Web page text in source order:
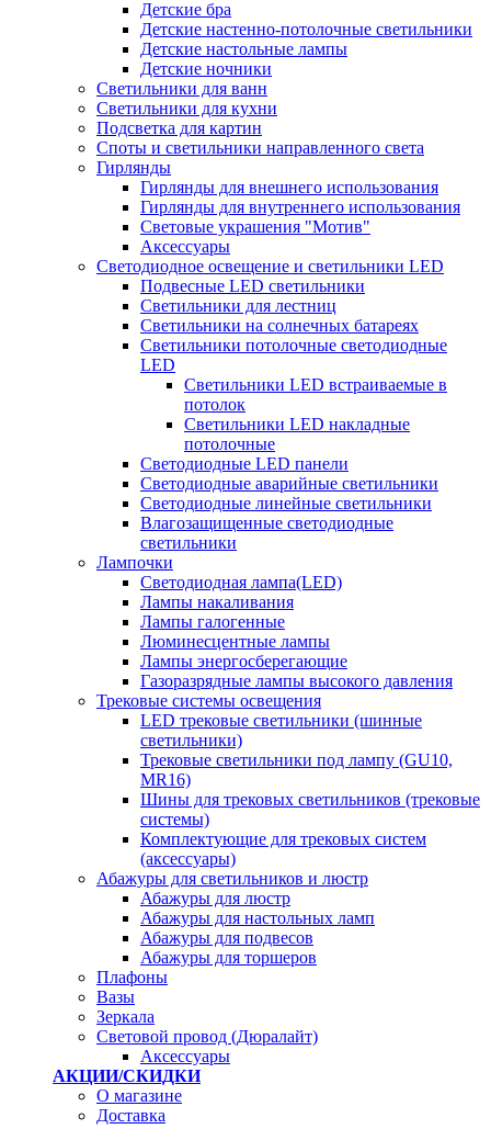
Детские бра
Детские настенно-потолочные светильники
Детские настольные лампы
Детские ночники
Светильники для ванн
Светильники для кухни
Подсветка для картин
Споты и светильники направленного света
Гирлянды
Гирлянды для внешнего использования
Гирлянды для внутреннего использования
Световые украшения "Мотив"
Аксессуары
Светодиодное освещение и светильники LED
Подвесные LED светильники
Светильники для лестниц
Светильники на солнечных батареях
Светильники потолочные светодиодные
LED
Cветильники LED встраиваемые в
потолок
Светильники LED накладные
потолочные
Светодиодные LED панели
Светодиодные аварийные светильники
Светодиодные линейные светильники
Влагозащищенные светодиодные
светильники
Лампочки
Светодиодная лампа(LED)
Лампы накаливания
Лампы галогенные
Люминесцентные лампы
Лампы энергосберегающие
Газоразрядные лампы высокого давления
Трековые системы освещения
LED трековые светильники (шинные
светильники)
Трековые светильники под лампу (GU10,
MR16)
Шины для трековых светильников (трековые
системы)
Комплектующие для трековых систем
(аксессуары)
Абажуры для светильников и люстр
Абажуры для люстр
Абажуры для настольных ламп
Абажуры для подвесов
Абажуры для торшеров
Плафоны
Вазы
Зеркала
Световой провод (Дюралайт)
Аксессуары
АКЦИИ/СКИДКИ
О магазине
Доставка